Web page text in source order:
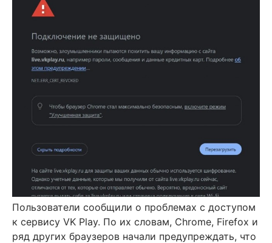
Пользователи сообщили о проблемах с доступом
к сервису VK Play. По их словам, Chrome, Firefox и
ряд других браузеров начали предупреждать, что